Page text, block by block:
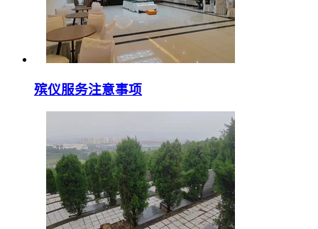
殡仪服务注意事项